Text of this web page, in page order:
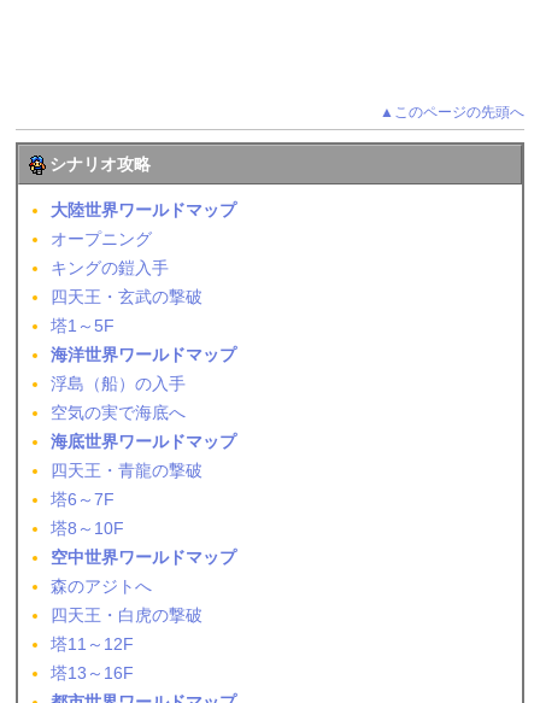
▲このページの先頭へ
シナリオ攻略
大陸世界ワールドマップ
オープニング
キングの鎧入手
四天王・玄武の撃破
塔1～5F
海洋世界ワールドマップ
浮島（船）の入手
空気の実で海底へ
海底世界ワールドマップ
四天王・青龍の撃破
塔6～7F
塔8～10F
空中世界ワールドマップ
森のアジトへ
四天王・白虎の撃破
塔11～12F
塔13～16F